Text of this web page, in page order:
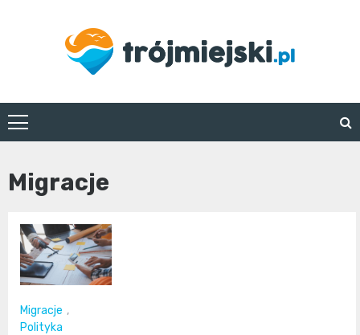
trojmiejski.pl
Migracje
Migracje ,
Polityka